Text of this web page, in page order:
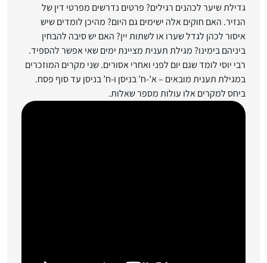
גדילת שיער לכהנים רגילים? פרטים נדרשים מפרטי דין של
הנזיר. האם חוקים אלה ישימים גם היום? מהיכן לומדים שיש
איסור לכהן לגדל שערו או לשתות יין? האם יש סיבה להבחין
ביניהם בימינו? מגילת תענית מציינת ימים שאי אפשר להספיד.
רבי יוסי לומד שגם יום לפני ואחרי אסורים. שני מקרים המוזכרים
במגילת תענית מובאים – א’-ח’ בניסן ו-ח’ בניסן עד סוף פסח.
ביחס למקרים אלו עולות מספר שאלות.